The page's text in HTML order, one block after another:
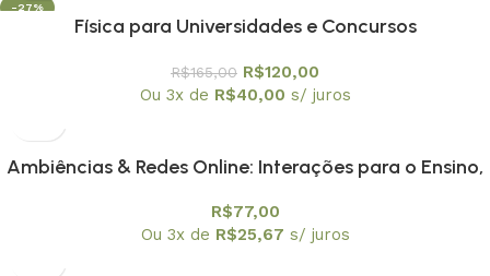
-27%
Física para Universidades e Concursos
R$165,00 R$120,00
Ou 3x de R$40,00 s/ juros
Ambiências & Redes Online: Interações para o Ensino,
R$77,00
Ou 3x de R$25,67 s/ juros